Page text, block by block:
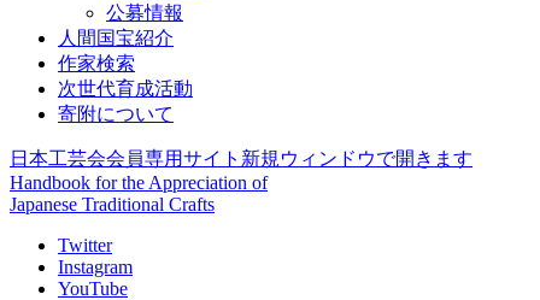
公募情報
人間国宝紹介
作家検索
次世代育成活動
寄附について
日本工芸会会員専用サイト 新規ウィンドウで開きます
Handbook for the Appreciation of
Japanese Traditional Crafts
Twitter
Instagram
YouTube